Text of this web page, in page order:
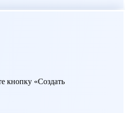
кнопку «Создать